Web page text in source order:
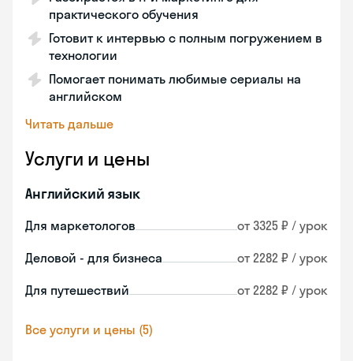
практического обучения
Готовит к интервью с полным погружением в
технологии
Помогает понимать любимые сериалы на
английском
Читать дальше
Услуги и цены
Английский язык
Для маркетологов от 3325 ₽ / урок
Деловой - для бизнеса от 2282 ₽ / урок
Для путешествий от 2282 ₽ / урок
Все услуги и цены (5)